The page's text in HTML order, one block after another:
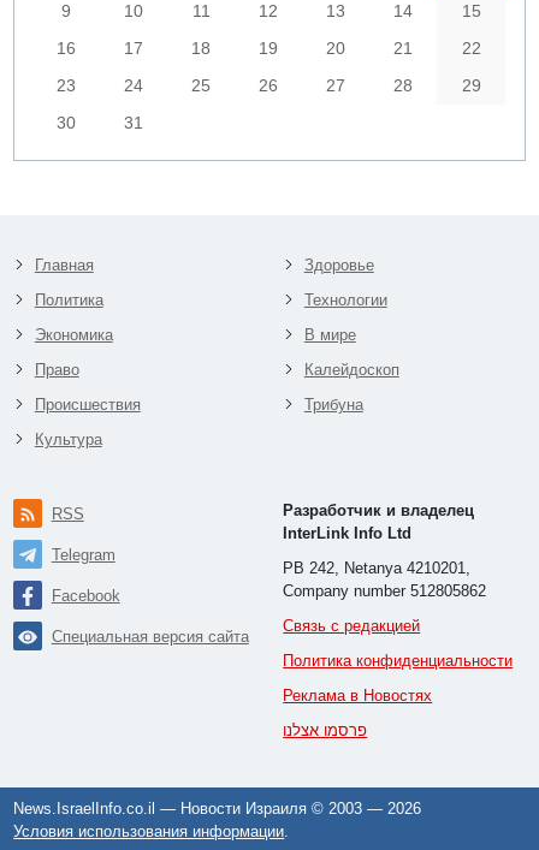
9
10 11 12 13 14
15
16
17 18 19 20 21
22
23
24 25 26 27 28
29
30
31
Главная
Политика
Экономика
Право
Происшествия
Культура
Здоровье
Технологии
В мире
Калейдоскоп
Трибуна
RSS
Telegram
Facebook
Специальная версия сайта
Разработчик и владелец
InterLink Info Ltd
PB 242, Netanya 4210201,
Company number 512805862
Связь с редакцией
Политика конфиденциальности
Реклама в Новостях
פרסמו אצלנו
News.IsraelInfo.co.il — Новости Израиля © 2003 — 2026
Условия использования информации